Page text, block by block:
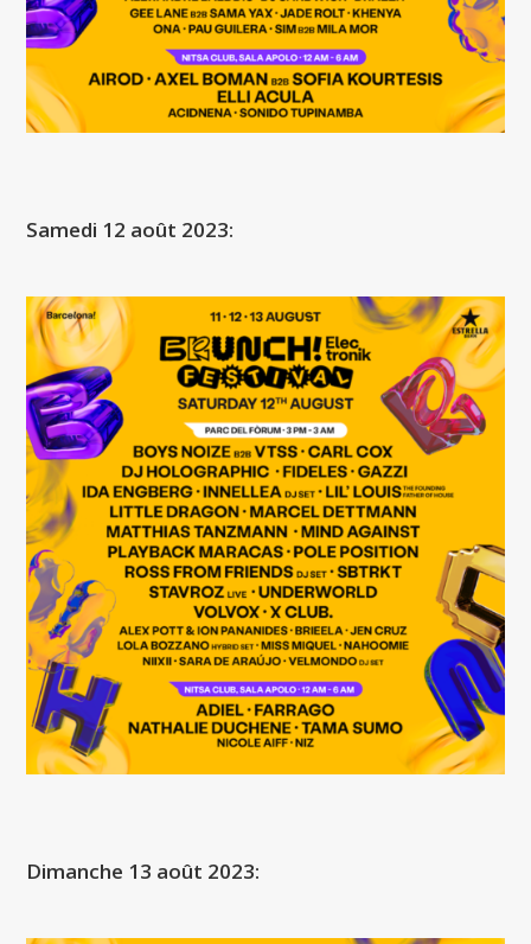
Samedi 12 août 2023:
Dimanche 13 août 2023: